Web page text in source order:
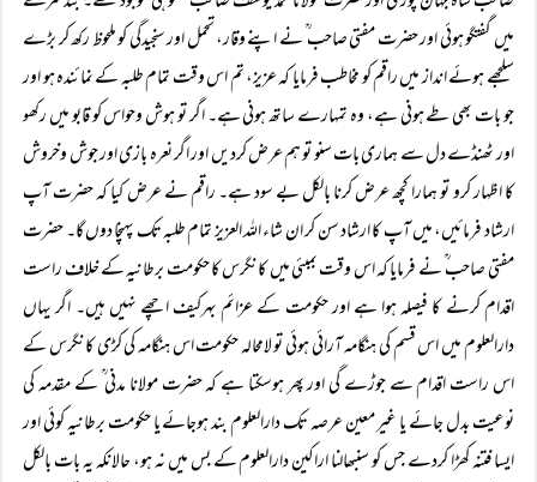
میں گفتگو ہوئی اور حضرت مفتی صاحب ؒ نے اپنے وقار، تحمل اور سنجیدگی کو ملحوظ رکھ کر بڑے
سلجھے ہوئے انداز میں راقم کو مخاطب فرمایا کہ عزیز، تم اس وقت تمام طلبہ کے نمائندہ ہو اور
جو بات بھی طے ہونی ہے، وہ تمہارے ساتھ ہونی ہے۔ اگر تو ہوش وحواس کو قابو میں رکھو
اور ٹھنڈے دل سے ہماری بات سنو تو ہم عرض کردیں اور اگر نعرہ بازی اور جوش وخروش
کا اظہار کرو تو ہمارا کچھ عرض کرنا بالکل بے سود ہے۔ راقم نے عرض کیا کہ حضرت آپ
ارشاد فرمائیں، میں آپ کا ارشاد سن کر ان شاء اللہ العزیز تمام طلبہ تک پہنچا دوں گا۔ حضرت
مفتی صاحب ؒ نے فرمایا کہ اس وقت بمبئی میں کانگرس کا حکومت برطانیہ کے خلاف راست
اقدام کرنے کا فیصلہ ہوا ہے اور حکومت کے عزائم بہرکیف اچھے نہیں ہیں۔ اگر یہاں
دارالعلوم میں اس قسم کی ہنگامہ آرائی ہوئی تو لامحالہ حکومت اس ہنگامہ کی کڑی کانگرس کے
اس راست اقدام سے جوڑے گی اور پھر ہوسکتا ہے کہ حضرت مولانا مدنی ؒ کے مقدمہ کی
نوعیت بدل جائے یا غیر معین عرصہ تک دارالعلوم بند ہوجائے یا حکومت برطانیہ کوئی اور
ایسا فتنہ کھڑا کردے جس کو سنبھالنا اراکین دارالعلوم کے بس میں نہ ہو، حالانکہ یہ بات بالکل